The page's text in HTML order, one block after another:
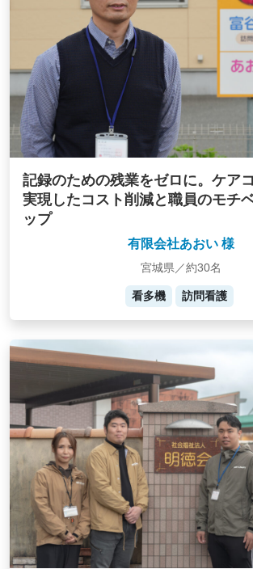
記録のための残業をゼロに。ケア
実現したコスト削減と職員のモチ
ップ
有限会社あおい 様
宮城県／約30名
看多機 訪問看護